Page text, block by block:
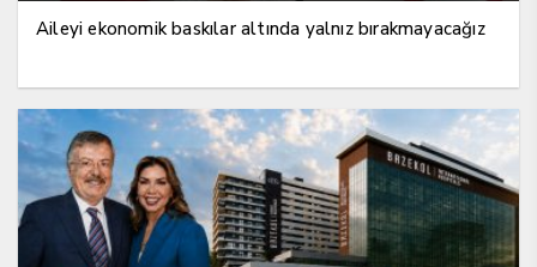
Aileyi ekonomik baskılar altında yalnız bırakmayacağız